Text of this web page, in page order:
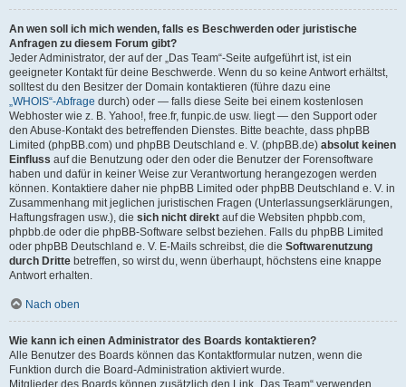
An wen soll ich mich wenden, falls es Beschwerden oder juristische
Anfragen zu diesem Forum gibt?
Jeder Administrator, der auf der „Das Team“-Seite aufgeführt ist, ist ein
geeigneter Kontakt für deine Beschwerde. Wenn du so keine Antwort erhältst,
solltest du den Besitzer der Domain kontaktieren (führe dazu eine
„WHOIS“-Abfrage durch) oder — falls diese Seite bei einem kostenlosen
Webhoster wie z. B. Yahoo!, free.fr, funpic.de usw. liegt — den Support oder
den Abuse-Kontakt des betreffenden Dienstes. Bitte beachte, dass phpBB
Limited (phpBB.com) und phpBB Deutschland e. V. (phpBB.de) absolut keinen
Einfluss auf die Benutzung oder den oder die Benutzer der Forensoftware
haben und dafür in keiner Weise zur Verantwortung herangezogen werden
können. Kontaktiere daher nie phpBB Limited oder phpBB Deutschland e. V. in
Zusammenhang mit jeglichen juristischen Fragen (Unterlassungserklärungen,
Haftungsfragen usw.), die sich nicht direkt auf die Websiten phpbb.com,
phpbb.de oder die phpBB-Software selbst beziehen. Falls du phpBB Limited
oder phpBB Deutschland e. V. E-Mails schreibst, die die Softwarenutzung
durch Dritte betreffen, so wirst du, wenn überhaupt, höchstens eine knappe
Antwort erhalten.
Nach oben
Wie kann ich einen Administrator des Boards kontaktieren?
Alle Benutzer des Boards können das Kontaktformular nutzen, wenn die
Funktion durch die Board-Administration aktiviert wurde.
Mitglieder des Boards können zusätzlich den Link „Das Team“ verwenden.